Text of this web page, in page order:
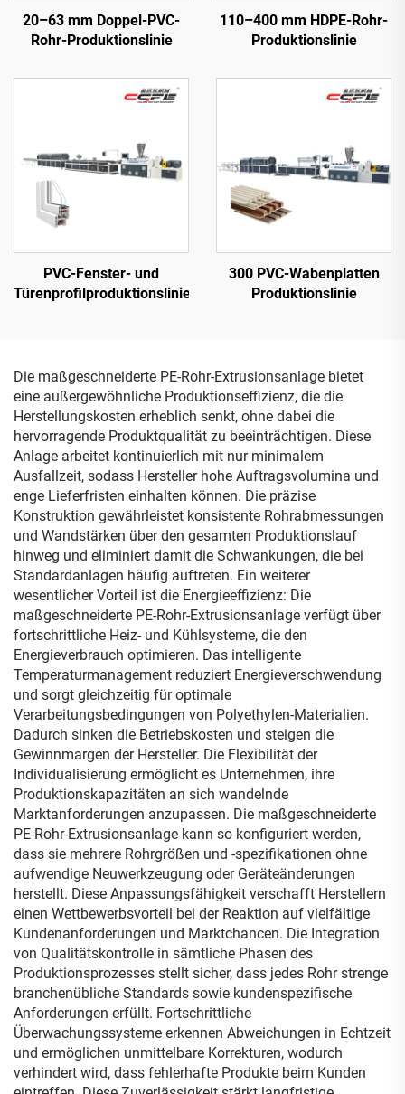
20–63 mm Doppel-PVC-
Rohr-Produktionslinie
110–400 mm HDPE-Rohr-
Produktionslinie
PVC-Fenster- und
Türenprofilproduktionslinie
300 PVC-Wabenplatten
Produktionslinie
Die maßgeschneiderte PE-Rohr-Extrusionsanlage bietet
eine außergewöhnliche Produktionseffizienz, die die
Herstellungskosten erheblich senkt, ohne dabei die
hervorragende Produktqualität zu beeinträchtigen. Diese
Anlage arbeitet kontinuierlich mit nur minimalem
Ausfallzeit, sodass Hersteller hohe Auftragsvolumina und
enge Lieferfristen einhalten können. Die präzise
Konstruktion gewährleistet konsistente Rohrabmessungen
und Wandstärken über den gesamten Produktionslauf
hinweg und eliminiert damit die Schwankungen, die bei
Standardanlagen häufig auftreten. Ein weiterer
wesentlicher Vorteil ist die Energieeffizienz: Die
maßgeschneiderte PE-Rohr-Extrusionsanlage verfügt über
fortschrittliche Heiz- und Kühlsysteme, die den
Energieverbrauch optimieren. Das intelligente
Temperaturmanagement reduziert Energieverschwendung
und sorgt gleichzeitig für optimale
Verarbeitungsbedingungen von Polyethylen-Materialien.
Dadurch sinken die Betriebskosten und steigen die
Gewinnmargen der Hersteller. Die Flexibilität der
Individualisierung ermöglicht es Unternehmen, ihre
Produktionskapazitäten an sich wandelnde
Marktanforderungen anzupassen. Die maßgeschneiderte
PE-Rohr-Extrusionsanlage kann so konfiguriert werden,
dass sie mehrere Rohrgrößen und -spezifikationen ohne
aufwendige Neuwerkzeugung oder Geräteänderungen
herstellt. Diese Anpassungsfähigkeit verschafft Herstellern
einen Wettbewerbsvorteil bei der Reaktion auf vielfältige
Kundenanforderungen und Marktchancen. Die Integration
von Qualitätskontrolle in sämtliche Phasen des
Produktionsprozesses stellt sicher, dass jedes Rohr strenge
branchenübliche Standards sowie kundenspezifische
Anforderungen erfüllt. Fortschrittliche
Überwachungssysteme erkennen Abweichungen in Echtzeit
und ermöglichen unmittelbare Korrekturen, wodurch
verhindert wird, dass fehlerhafte Produkte beim Kunden